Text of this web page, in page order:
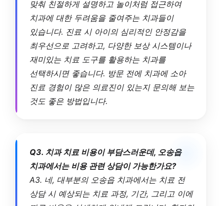
맞춰 친절하게 설명하고 놀이처럼 접근하여
치과에 대한 두려움을 줄여주는 치과들이
있습니다. 진료 시 아이의 심리적인 안정감을
최우선으로 고려하고, 다양한 보상 시스템이나
재미있는 치료 도구를 활용하는 치과를
선택하시면 좋습니다. 방문 전에 치과에 소아
진료 경험이 많은 의료진이 있는지 문의해 보는
것도 좋은 방법입니다.
Q3. 치과 치료 비용이 부담스러운데, 오송읍
치과에서는 비용 관련 상담이 가능한가요?
A3. 네, 대부분의 오송읍 치과에서는 치료 전
상담 시 예상되는 치료 과정, 기간, 그리고 이에